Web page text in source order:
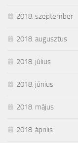
2018. szeptember
2018. augusztus
2018. július
2018. június
2018. május
2018. április